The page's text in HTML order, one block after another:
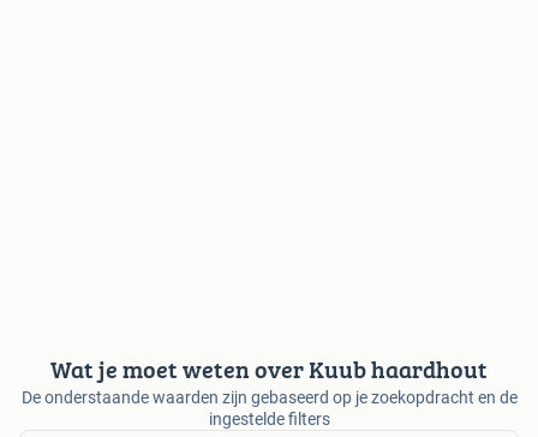
Wat je moet weten over Kuub haardhout
De onderstaande waarden zijn gebaseerd op je zoekopdracht en de
ingestelde filters